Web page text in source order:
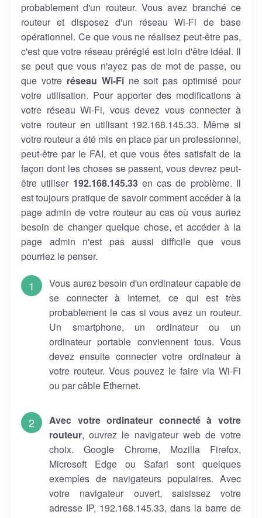
probablement d'un routeur. Vous avez branché ce
routeur et disposez d'un réseau Wi-Fi de base
opérationnel. Ce que vous ne réalisez peut-être pas,
c'est que votre réseau préréglé est loin d'être idéal. Il
se peut que vous n'ayez pas de mot de passe, ou
que votre réseau Wi-Fine soit pas optimisé pour
votre utilisation. Pour apporter des modifications à
votre réseau Wi-Fi, vous devez vous connecter à
votre routeur en utilisant 192.168.145.33. Même si
votre routeur a été mis en place par un professionnel,
peut-être par le FAI, et que vous êtes satisfait de la
façon dont les choses se passent, vous devrez peut-
être utiliser 192.168.145.33en cas de problème. Il
est toujours pratique de savoir comment accéder à la
page admin de votre routeur au cas où vous auriez
besoin de changer quelque chose, et accéder à la
page admin n'est pas aussi difficile que vous
pourriez le penser.
Vous aurez besoin d'un ordinateur capable de
se connecter à Internet, ce qui est très
probablement le cas si vous avez un routeur.
Un smartphone, un ordinateur ou un
ordinateur portable conviennent tous. Vous
devez ensuite connecter votre ordinateur à
votre routeur. Vous pouvez le faire via Wi-Fi
ou par câble Ethernet.
Avec votre ordinateur connecté à votre
routeur, ouvrez le navigateur web de votre
choix. Google Chrome, Mozilla Firefox,
Microsoft Edge ou Safari sont quelques
exemples de navigateurs populaires. Avec
votre navigateur ouvert, saisissez votre
adresse IP, 192.168.145.33, dans la barre de